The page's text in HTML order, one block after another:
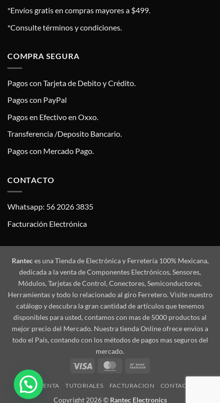
*Envíos gratis en compras mayores a $499.
*Consulte términos y condiciones.
COMPRA SEGURA
Pagos con Tarjeta de Debito y Crédito.
Pagos con PayPal
Pagos en Efectivo en Oxxo.
Transferencia /Deposito Bancario.
Pagos con Mercado Pago.
CONTACTO
Whatsapp: 56 2026 3835
Facturación Electrónica
Ranteces una Tienda de Electrónica y Ferretería 100% Mexicana,
dedicada a la venta de Componentes Electrónicos, Sensores,
Módulos, Tarjetas de Control, Conectores, Semiconductores,
Herramientas y todo lo relacionado al giro Ferretero. Visite nuestro
catálogo y descubra la gran cantidad de artículos que tenemos
disponibles para usted, contamos con mas de 5000 productos al
mejor precio del Mercado. Nuestra tienda Online ofrece envíos a
todo el País, contando con los métodos de pagos mas seguros del
mercado.
Visa
MasterCard
MI CUENTA TUTORIALES FACTURACION CONTACTO
Copyright 2026 © Rantec Electronics